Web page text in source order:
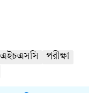
এইচএসসি
পরীক্ষা